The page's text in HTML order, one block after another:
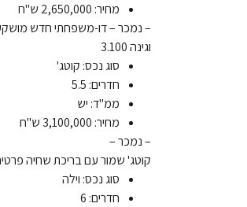
מחיר: 2,650,000 ש"ח
– נמכר – דו-משפחתי חדש מושקע
וגינה 3.100
סוג נכס: קוטג'
חדרים: 5.5
ממ"ד: יש
מחיר: 3,100,000 ש"ח
– נמכר –
קוטג' שמור עם בריכת שחיה פרטית
סוג נכס: וילה
חדרים: 6